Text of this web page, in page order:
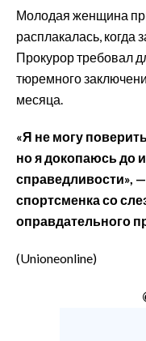
Молодая женщина
расплакалась, когда
Прокурор требовал
тюремного
месяца.
«Я не могу
но я докопаюсь до
справедливости»,
спортсменка со
оправдательного
(Unioneonline)